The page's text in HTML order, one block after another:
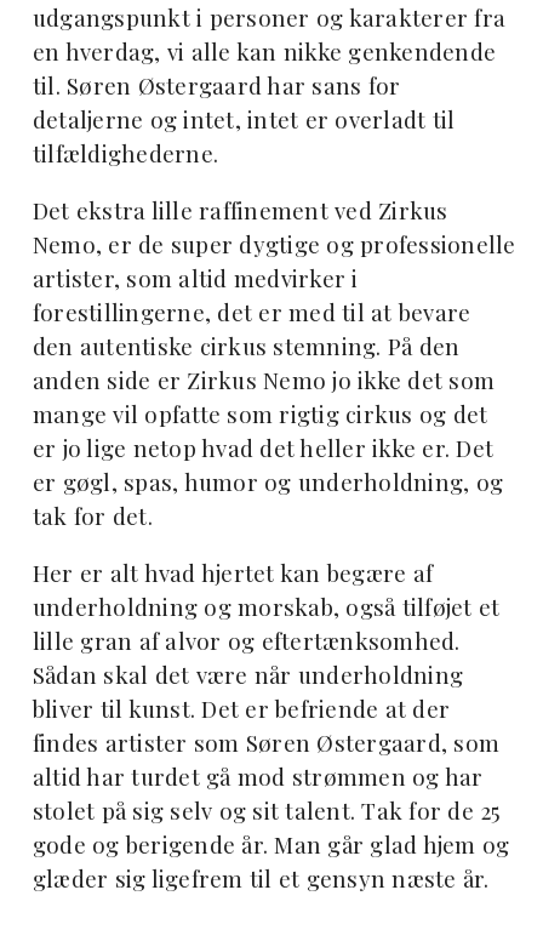
udgangspunkt i personer og karakterer fra
en hverdag, vi alle kan nikke genkendende
til. Søren Østergaard har sans for
detaljerne og intet, intet er overladt til
tilfældighederne.
Det ekstra lille raffinement ved Zirkus
Nemo, er de super dygtige og professionelle
artister, som altid medvirker i
forestillingerne, det er med til at bevare
den autentiske cirkus stemning. På den
anden side er Zirkus Nemo jo ikke det som
mange vil opfatte som rigtig cirkus og det
er jo lige netop hvad det heller ikke er. Det
er gøgl, spas, humor og underholdning, og
tak for det.
Her er alt hvad hjertet kan begære af
underholdning og morskab, også tilføjet et
lille gran af alvor og eftertænksomhed.
Sådan skal det være når underholdning
bliver til kunst. Det er befriende at der
findes artister som Søren Østergaard, som
altid har turdet gå mod strømmen og har
stolet på sig selv og sit talent. Tak for de 25
gode og berigende år. Man går glad hjem og
glæder sig ligefrem til et gensyn næste år.